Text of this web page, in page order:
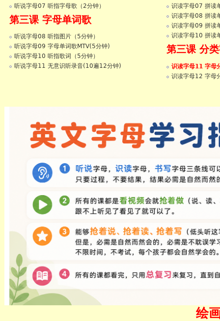
听说字母07 听指字母歌（2分钟）
第三课 字母单词歌
听说字母08 听指图片（5分钟）
听说字母09 字母单词歌MTV(5分钟)
听说字母10 听指歌词（5分钟）
听说字母11 无意识听录音(10遍12分钟)
识读字母07 拼读
识读字母08 拼读
识读字母09 拼读
识读字母10 拼读
第三课 分
识读字母11 字母
识读字母12 字母
绘